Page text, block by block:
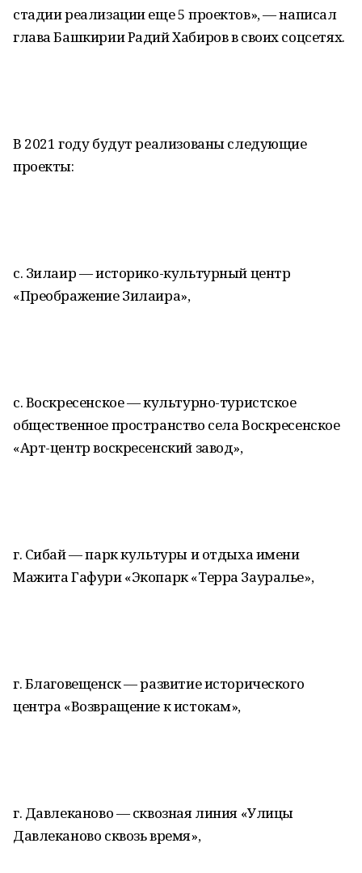
стадии реализации еще 5 проектов», — написал
глава Башкирии Радий Хабиров в своих соцсетях.
В 2021 году будут реализованы следующие
проекты:
с. Зилаир — историко-культурный центр
«Преображение Зилаира»,
с. Воскресенское — культурно-туристское
общественное пространство села Воскресенское
«Арт-центр воскресенский завод»,
г. Сибай — парк культуры и отдыха имени
Мажита Гафури «Экопарк «Терра Зауралье»,
г. Благовещенск — развитие исторического
центра «Возвращение к истокам»,
г. Давлеканово — сквозная линия «Улицы
Давлеканово сквозь время»,